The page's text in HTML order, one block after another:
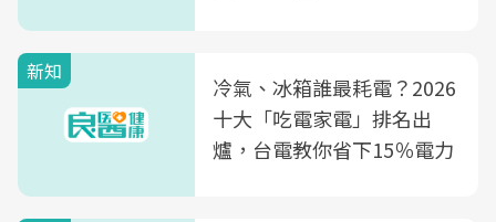
新知
冷氣、冰箱誰最耗電？2026
十大「吃電家電」排名出
爐，台電教你省下15％電力